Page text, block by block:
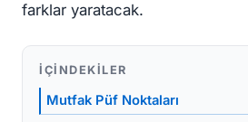
farklar yaratacak.
İÇINDEKILER
Mutfak Püf Noktaları